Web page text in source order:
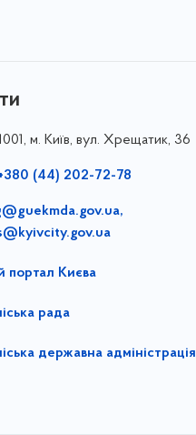
м. Київ, вул. Хрещатик, 36
(44) 202-72-78
,
портал Києва
рада
державна адміністрація